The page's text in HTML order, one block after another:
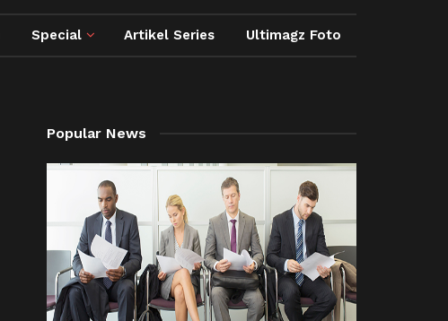
Special Artikel Series Ultimagz Foto
Popular News